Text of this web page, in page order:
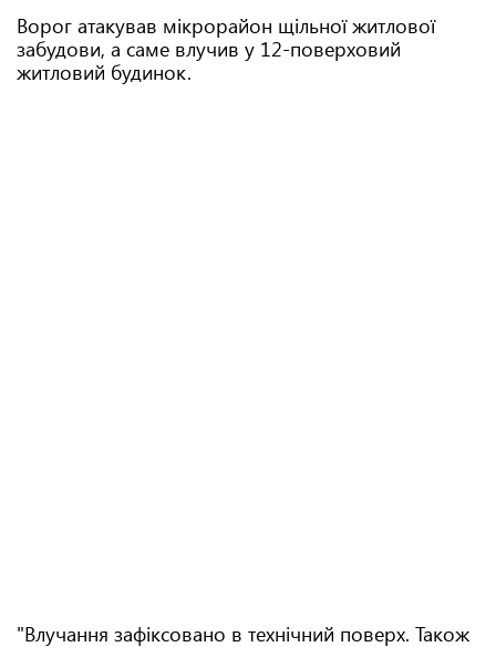
Ворог атакував мікрорайон щільної житлової
забудови, а саме влучив у 12-поверховий
житловий будинок.
"Влучання зафіксовано в технічний поверх. Також